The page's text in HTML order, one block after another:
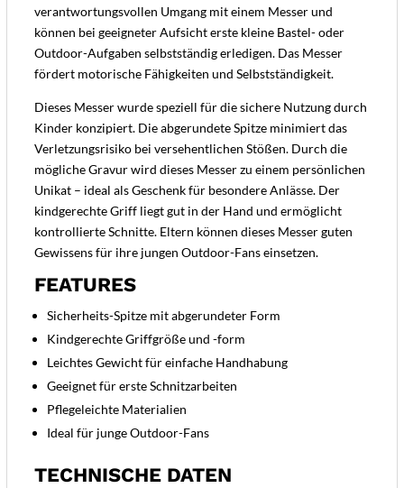
verantwortungsvollen Umgang mit einem Messer und
können bei geeigneter Aufsicht erste kleine Bastel- oder
Outdoor-Aufgaben selbstständig erledigen. Das Messer
fördert motorische Fähigkeiten und Selbstständigkeit.
Dieses Messer wurde speziell für die sichere Nutzung durch
Kinder konzipiert. Die abgerundete Spitze minimiert das
Verletzungsrisiko bei versehentlichen Stößen. Durch die
mögliche Gravur wird dieses Messer zu einem persönlichen
Unikat – ideal als Geschenk für besondere Anlässe. Der
kindgerechte Griff liegt gut in der Hand und ermöglicht
kontrollierte Schnitte. Eltern können dieses Messer guten
Gewissens für ihre jungen Outdoor-Fans einsetzen.
FEATURES
Sicherheits-Spitze mit abgerundeter Form
Kindgerechte Griffgröße und -form
Leichtes Gewicht für einfache Handhabung
Geeignet für erste Schnitzarbeiten
Pflegeleichte Materialien
Ideal für junge Outdoor-Fans
TECHNISCHE DATEN